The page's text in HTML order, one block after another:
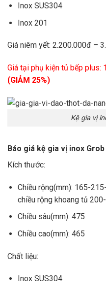
Inox SUS304
Inox 201
Giá niêm yết: 2.200.000đ –
Giá tại phụ kiện tủ bếp plus:
(GIẢM 25%)
Kệ gia vị
Báo giá kệ gia vị inox Grob
Kích thước:
Chiều rộng(mm): 165-
chiều rộng khoang tủ
Chiều sâu(mm): 475
Chiều cao(mm): 465
Chất liệu:
Inox SUS304